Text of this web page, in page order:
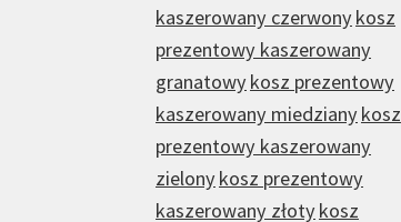
kaszerowany czerwonykosz
prezentowy kaszerowany
granatowykosz prezentowy
kaszerowany miedzianykosz
prezentowy kaszerowany
zielonykosz prezentowy
kaszerowany złotykosz